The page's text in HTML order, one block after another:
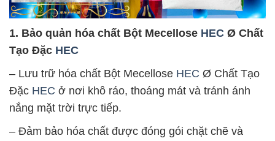
1. Bảo quản hóa chất Bột Mecellose HEC Ø Chất
Tạo Đặc HEC
– Lưu trữ hóa chất Bột Mecellose HEC Ø Chất Tạo
Đặc HEC ở nơi khô ráo, thoáng mát và tránh ánh
nắng mặt trời trực tiếp.
– Đảm bảo hóa chất được đóng gói chặt chẽ và